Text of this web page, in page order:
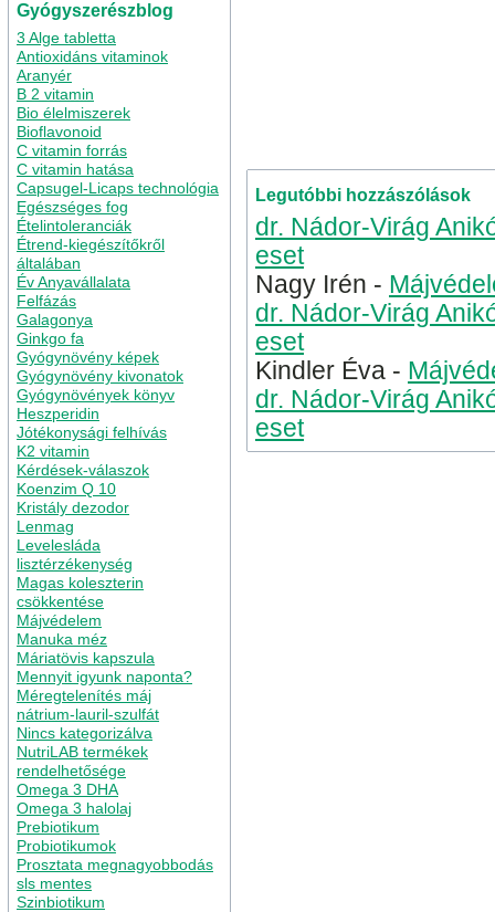
Gyógyszerészblog
3 Alge tabletta
Antioxidáns vitaminok
Aranyér
B 2 vitamin
Bio élelmiszerek
Bioflavonoid
C vitamin forrás
C vitamin hatása
Capsugel-Licaps technológia
Egészséges fog
Ételintoleranciák
Étrend-kiegészítőkről
általában
Év Anyavállalata
Felfázás
Galagonya
Ginkgo fa
Gyógynövény képek
Gyógynövény kivonatok
Gyógynövények könyv
Heszperidin
Jótékonysági felhívás
K2 vitamin
Kérdések-válaszok
Koenzim Q 10
Kristály dezodor
Lenmag
Levelesláda
lisztérzékenység
Magas koleszterin
csökkentése
Májvédelem
Manuka méz
Máriatövis kapszula
Mennyit igyunk naponta?
Méregtelenítés máj
nátrium-lauril-szulfát
Nincs kategorizálva
NutriLAB termékek
rendelhetősége
Omega 3 DHA
Omega 3 halolaj
Prebiotikum
Probiotikumok
Prosztata megnagyobbodás
sls mentes
Szinbiotikum
Legutóbbi hozzászólások
dr. Nádor-Virág
eset
Nagy Irén -
dr. Nádor-Virág
eset
Kindler Éva -
dr. Nádor-Virág
eset